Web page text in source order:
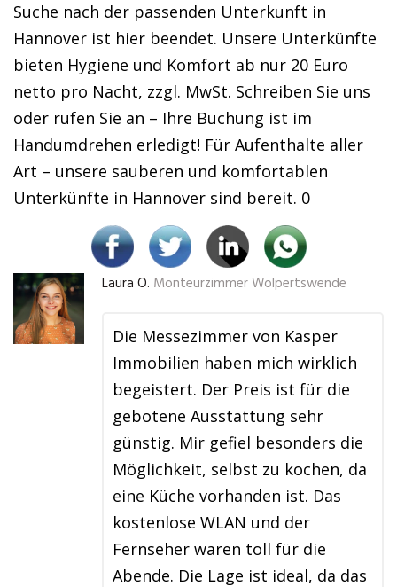
Suche nach der passenden Unterkunft in
Hannover ist hier beendet. Unsere Unterkünfte
bieten Hygiene und Komfort ab nur 20 Euro
netto pro Nacht, zzgl. MwSt. Schreiben Sie uns
oder rufen Sie an – Ihre Buchung ist im
Handumdrehen erledigt! Für Aufenthalte aller
Art – unsere sauberen und komfortablen
Unterkünfte in Hannover sind bereit. 0
Laura O. Monteurzimmer Wolpertswende
Die Messezimmer von Kasper
Immobilien haben mich wirklich
begeistert. Der Preis ist für die
gebotene Ausstattung sehr
günstig. Mir gefiel besonders die
Möglichkeit, selbst zu kochen, da
eine Küche vorhanden ist. Das
kostenlose WLAN und der
Fernseher waren toll für die
Abende. Die Lage ist ideal, da das